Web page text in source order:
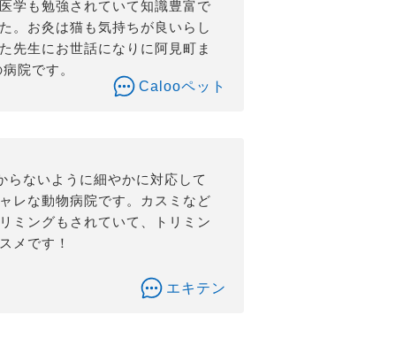
学も勉強されていて知識豊富で
。お灸は猫も気持ちが良いらし
先生にお世話になりに阿見町ま
院です。
Calooペット
らないように細やかに対応して
レな動物病院です。カスミなど
ミングもされていて、トリミン
メです！
エキテン